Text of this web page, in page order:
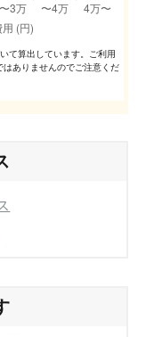
て算出しています。ご利⽤
ありませんのでご注意くだ